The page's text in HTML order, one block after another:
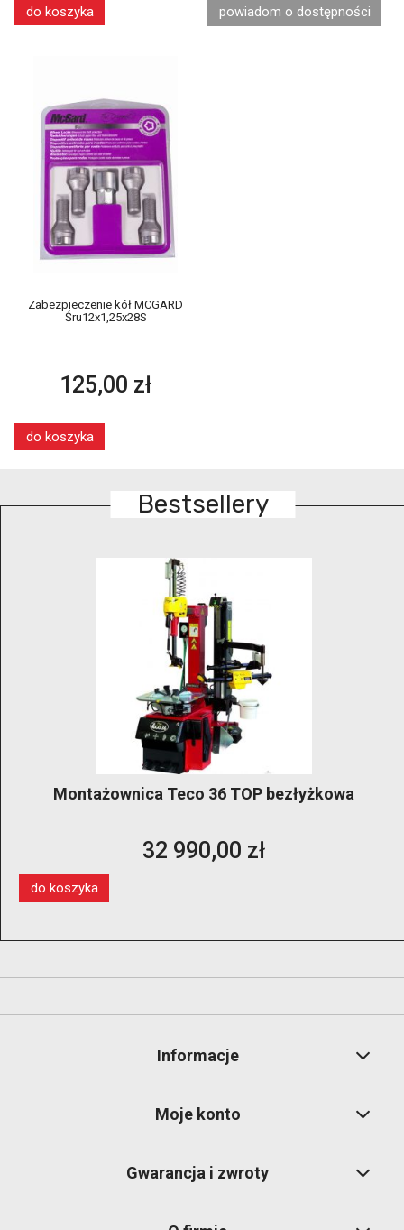
do koszyka powiadom o dostępności
Zabezpieczenie kół MCGARD
Śru12x1,25x28S
125,00 zł
do koszyka
Bestsellery
GRUBBER KónigStiger –bezłyżkowa
kół 14″–28″ z dwoma ramionami pomocniczymi i
windą koła
13 350,00 zł
do koszyka
Informacje
Moje konto
Gwarancja i zwroty